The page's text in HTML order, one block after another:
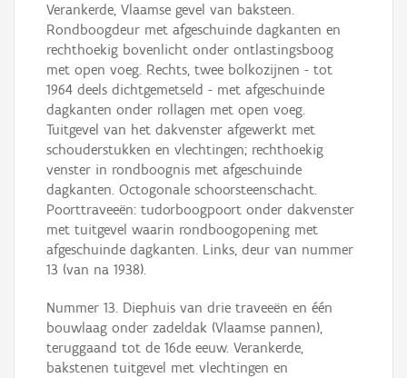
Verankerde, Vlaamse gevel van baksteen.
Rondboogdeur met afgeschuinde dagkanten en
rechthoekig bovenlicht onder ontlastingsboog
met open voeg. Rechts, twee bolkozijnen - tot
1964 deels dichtgemetseld - met afgeschuinde
dagkanten onder rollagen met open voeg.
Tuitgevel van het dakvenster afgewerkt met
schouderstukken en vlechtingen; rechthoekig
venster in rondboognis met afgeschuinde
dagkanten. Octogonale schoorsteenschacht.
Poorttraveeën: tudorboogpoort onder dakvenster
met tuitgevel waarin rondboogopening met
afgeschuinde dagkanten. Links, deur van nummer
13 (van na 1938).
Nummer 13. Diephuis van drie traveeën en één
bouwlaag onder zadeldak (Vlaamse pannen),
teruggaand tot de 16de eeuw. Verankerde,
bakstenen tuitgevel met vlechtingen en